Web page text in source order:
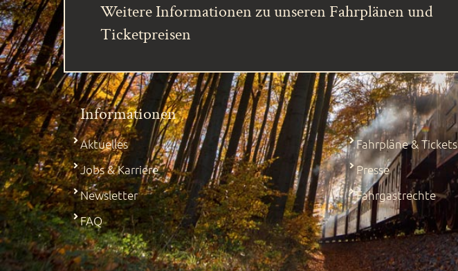
Weitere Informationen zu unseren Fahrplänen und
Ticketpreisen
Informationen
Aktuelles
Jobs & Karriere
Newsletter
FAQ
Fahrpläne & Tickets
Presse
Fahrgastrechte